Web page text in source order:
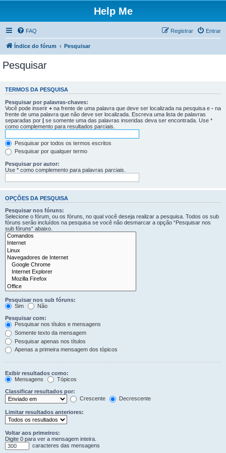
Help Me
FAQ Entrar
Registrar
Índice do fórum Pesquisar
Pesquisar
TERMOS DA PESQUISA
Pesquisar por palavras-chaves:
Você pode inserir + na frente de uma palavra que deve ser localizada na pesquisa e - na
frente de uma palavra que não deve ser localizada. Escreva uma lista de palavras
separadas por | se somente uma das palavras inseridas deva ser encontrada. Use *
como complemento para resultados parciais.
Pesquisar por todos os termos escritos
Pesquisar por qualquer termo
Pesquisar por autor:
Use * como complemento para palavras parciais.
OPÇÕES DA PESQUISA
Pesquisar nos fóruns:
Selecione o fórum, ou os fóruns, no qual você deseja realizar a pesquisa. Todos os sub
fóruns serão incluídos na pesquisa se você não desmarcar a opção “Pesquisar nos
sub fóruns“ abaixo.
Pesquisar nos sub fóruns:
Sim
Não
Pesquisar com:
Pesquisar nos títulos e mensagens
Somente texto da mensagem
Pesquisar apenas nos títulos
Apenas a primeira mensagem dos tópicos
Exibir resultados como:
Mensagens
Tópicos
Classificar resultados por:
Crescente
Decrescente
Limitar resultados anteriores:
Voltar aos primeiros:
Digite 0 para ver a mensagem inteira.
caracteres das mensagens